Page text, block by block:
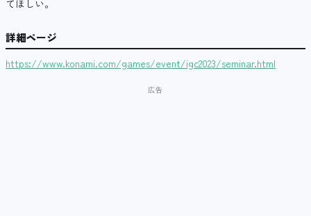
てほしい。
詳細ページ
https://www.konami.com/games/event/igc2023/seminar.html